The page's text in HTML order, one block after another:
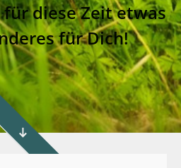
diese Zeit etwas
für Dich!